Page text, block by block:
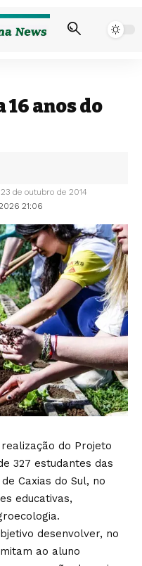
anos do
21:06
de outubro de 2014
realização do Projeto
327 estudantes das
Caxias do Sul, no
educativas,
desenvolver, no
ao aluno